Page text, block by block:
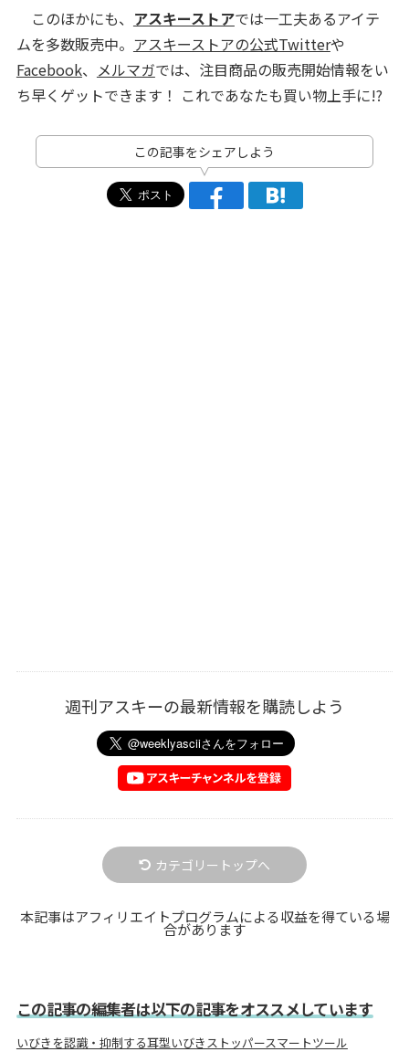
このほかにも、 アスキーストアでは一工夫あるアイテ
ムを多数販売中。 アスキーストアの公式Twitterや
Facebook、 メルマガでは、注目商品の販売開始情報をい
ち早くゲットできます！ これであなたも買い物上手に!?
この記事をシェアしよう
週刊アスキーの最新情報を購読しよう
カテゴリートップへ
本記事はアフィリエイトプログラムによる収益を得ている場
合があります
この記事の編集者は以下の記事をオススメしています
いびきを認識・抑制する耳型いびきストッパースマートツール